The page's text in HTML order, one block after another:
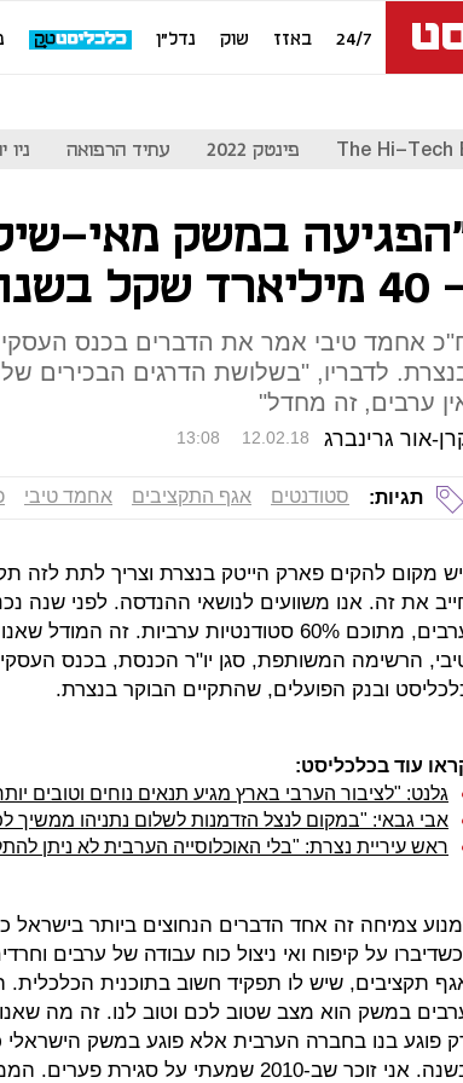
24/7 באזז שוק נדל"ן
The Hi-Tech פינטק 2022 עתיד הרפואה ניו
במשק מאי-
בשנה"
אחמד טיבי אמר את הדברים בכנס
לדבריו, "בשלושת הדרגים הבכירים
ערבים, זה מחדל"
אור גרינברג 13:08 12.02.18
תגיות: סטודנטים אגף התקציבים אחמד טיבי
מקום להקים פארק הייטק בנצרת וצריך לתת לזה
ערבים, מתוכם 60% סטודנטיות ערביות. זה
הרשימה המשותפת, סגן יו"ר הכנסת, בכנס
ובנק הפועלים, שהתקיים הבוקר בנצרת.
עוד בכלכליסט:
גלנט: "לציבור הערבי בארץ מגיע תנאים נוחים וטובים
אבי גבאי: "במקום לנצל הזדמנות לשלום נתניהו ממשיך
ראש עיריית נצרת: "בלי האוכלוסייה הערבית לא ניתן
צמיחה זה אחד הדברים הנחוצים ביותר
על קיפוח ואי ניצול כוח עבודה של ערבים
תקציבים, שיש לו תפקיד חשוב בתוכנית הכלכלית.
במשק הוא מצב שטוב לכם וטוב לנו. זה מה שאנו
בשנה. אני זוכר שב-2010 שמעתי על